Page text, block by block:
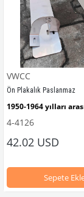
VWCC
Ön Plakalık Paslanmaz
1950-1964 yılları
4-4126
42.02 USD
Sepete